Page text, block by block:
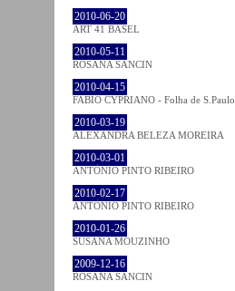
2010-06-20
ART 41 BASEL
2010-05-11
ROSANA SANCIN
2010-04-15
FABIO CYPRIANO - Folha de S.Paulo
2010-03-19
ALEXANDRA BELEZA MOREIRA
2010-03-01
ANTÓNIO PINTO RIBEIRO
2010-02-17
ANTÓNIO PINTO RIBEIRO
2010-01-26
SUSANA MOUZINHO
2009-12-16
ROSANA SANCIN